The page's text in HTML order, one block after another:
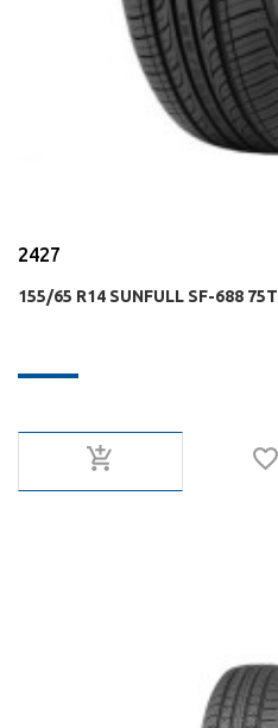
2427
155/65 R14 SUNFULL SF-688 75T